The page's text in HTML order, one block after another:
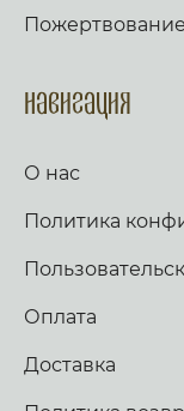
Пожертвование
Навигация
О нас
Политика
Оплата
Доставка